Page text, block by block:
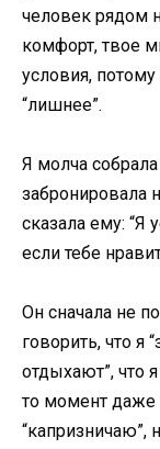
человек рядом
комфорт, твое
условия, потому
“лишнее”.
Я молча
забронировала
сказала ему:
если тебе
Он сначала не
говорить, что я
отдыхают”, что
то момент даже
“капризничаю”,